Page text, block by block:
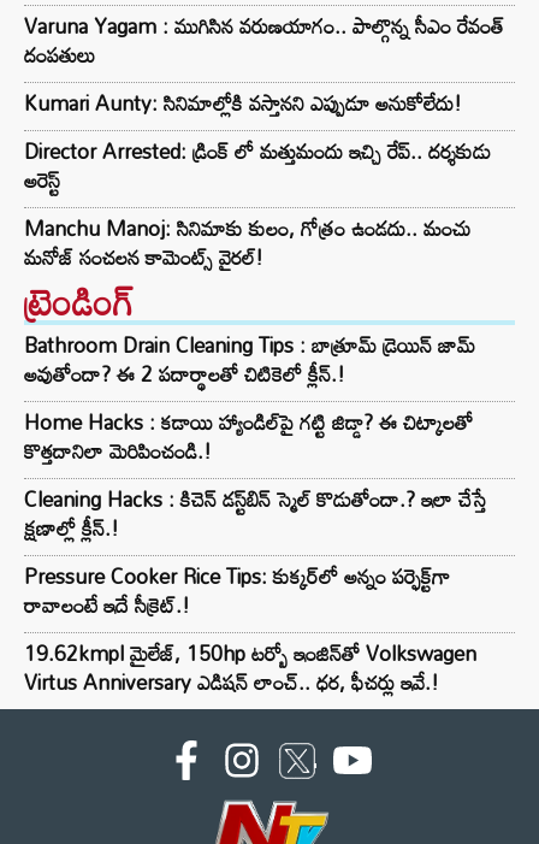
Varuna Yagam : ముగిసిన వరుణయాగం.. పాల్గొన్న సీఎం రేవంత్
దంపతులు
Kumari Aunty: సినిమాల్లోకి వస్తానని ఎప్పుడూ అనుకోలేదు!
Director Arrested: డ్రింక్ లో మత్తుమందు ఇచ్చి రేప్.. దర్శకుడు
అరెస్ట్
Manchu Manoj: సినిమాకు కులం, గోత్రం ఉండదు.. మంచు
మనోజ్ సంచలన కామెంట్స్ వైరల్!
ట్రెండింగ్‌
Bathroom Drain Cleaning Tips : బాత్రూమ్ డ్రెయిన్ జామ్
అవుతోందా? ఈ 2 పదార్థాలతో చిటికెలో క్లీన్.!
Home Hacks : కడాయి హ్యాండిల్‌పై గట్టి జిడ్డా? ఈ చిట్కాలతో
కొత్తదానిలా మెరిపించండి.!
Cleaning Hacks : కిచెన్ డస్ట్‌బిన్ స్మెల్ కొడుతోందా.? ఇలా చేస్తే
క్షణాల్లో క్లీన్.!
Pressure Cooker Rice Tips: కుక్కర్‌లో అన్నం పర్ఫెక్ట్‌గా
రావాలంటే ఇదే సీక్రెట్.!
19.62kmpl మైలేజ్, 150hp టర్బో ఇంజిన్‌తో Volkswagen
Virtus Anniversary ఎడిషన్ లాంచ్.. ధర, ఫీచర్లు ఇవే.!